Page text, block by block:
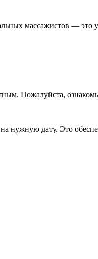
массажистов — это
Пожалуйста,
нужную дату. Это